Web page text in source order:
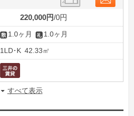
220,000円 0円
1.0ヶ月 1.0ヶ月
1LD･K 42.33㎡
すべて表示